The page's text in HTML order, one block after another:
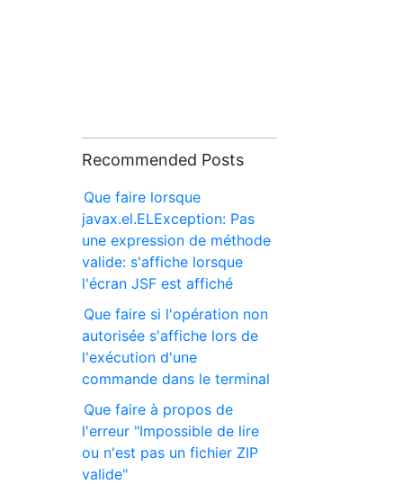
Recommended Posts
Que faire lorsque
javax.el.ELException: Pas
une expression de méthode
valide: s'affiche lorsque
l'écran JSF est affiché
Que faire si l'opération non
autorisée s'affiche lors de
l'exécution d'une
commande dans le terminal
Que faire à propos de
l'erreur "Impossible de lire
ou n'est pas un fichier ZIP
valide"